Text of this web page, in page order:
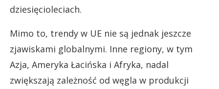
dziesięcioleciach.
Mimo to, trendy w UE nie są jednak jeszcze
zjawiskami globalnymi. Inne regiony, w tym
Azja, Ameryka Łacińska i Afryka, nadal
zwiększają zależność od węgla w produkcji